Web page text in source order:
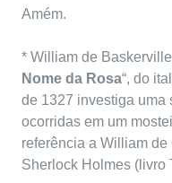
Amém.
* William de
Nome da Rosa“, do
de 1327 investiga uma
ocorridas em um
referência a William
Sherlock Holmes (livro